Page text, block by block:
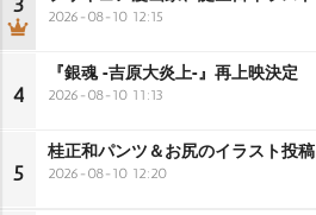
3 2026-08-10 12:15
4
『銀魂 -吉原大炎上-』再上映決定
2026-08-10 11:13
5
桂正和パンツ＆お尻のイラスト投稿
2026-08-10 12:20